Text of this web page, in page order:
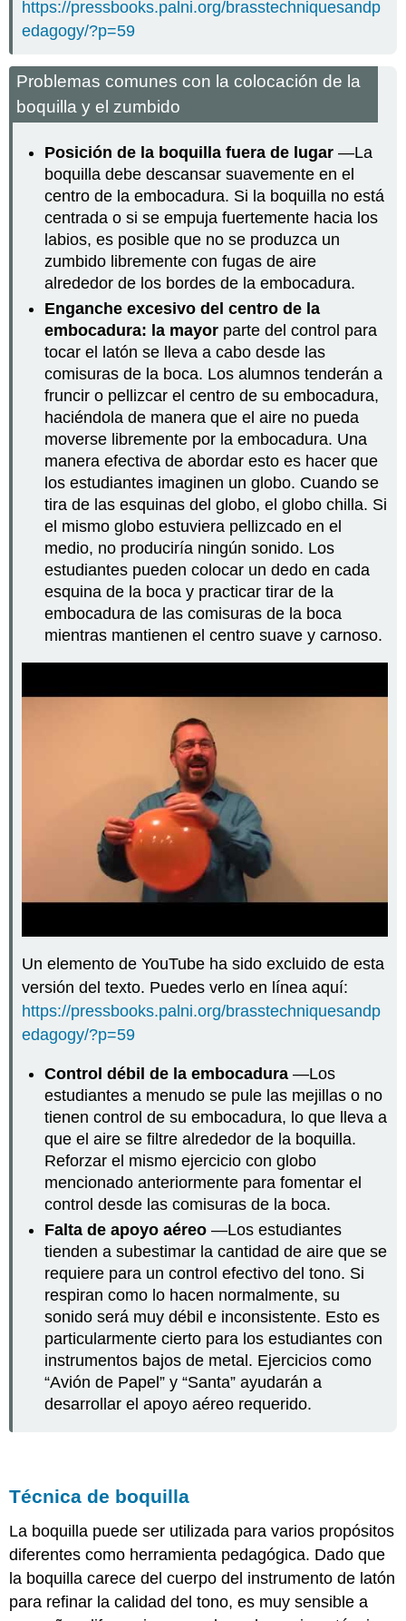
https://pressbooks.palni.org/brasstechniquesandp
edagogy/?p=59
Problemas comunes con la colocación de la
boquilla y el zumbido
Posición de la boquilla fuera de lugar —La
boquilla debe descansar suavemente en el
centro de la embocadura. Si la boquilla no está
centrada o si se empuja fuertemente hacia los
labios, es posible que no se produzca un
zumbido libremente con fugas de aire
alrededor de los bordes de la embocadura.
Enganche excesivo del centro de la
embocadura: la mayor parte del control para
tocar el latón se lleva a cabo desde las
comisuras de la boca. Los alumnos tenderán a
fruncir o pellizcar el centro de su embocadura,
haciéndola de manera que el aire no pueda
moverse libremente por la embocadura. Una
manera efectiva de abordar esto es hacer que
los estudiantes imaginen un globo. Cuando se
tira de las esquinas del globo, el globo chilla. Si
el mismo globo estuviera pellizcado en el
medio, no produciría ningún sonido. Los
estudiantes pueden colocar un dedo en cada
esquina de la boca y practicar tirar de la
embocadura de las comisuras de la boca
mientras mantienen el centro suave y carnoso.
Un elemento de YouTube ha sido excluido de esta
versión del texto. Puedes verlo en línea aquí:
https://pressbooks.palni.org/brasstechniquesandp
edagogy/?p=59
Control débil de la embocadura —Los
estudiantes a menudo se pule las mejillas o no
tienen control de su embocadura, lo que lleva a
que el aire se filtre alrededor de la boquilla.
Reforzar el mismo ejercicio con globo
mencionado anteriormente para fomentar el
control desde las comisuras de la boca.
Falta de apoyo aéreo —Los estudiantes
tienden a subestimar la cantidad de aire que se
requiere para un control efectivo del tono. Si
respiran como lo hacen normalmente, su
sonido será muy débil e inconsistente. Esto es
particularmente cierto para los estudiantes con
instrumentos bajos de metal. Ejercicios como
“Avión de Papel” y “Santa” ayudarán a
desarrollar el apoyo aéreo requerido.
Técnica de boquilla
La boquilla puede ser utilizada para varios propósitos
diferentes como herramienta pedagógica. Dado que
la boquilla carece del cuerpo del instrumento de latón
para refinar la calidad del tono, es muy sensible a